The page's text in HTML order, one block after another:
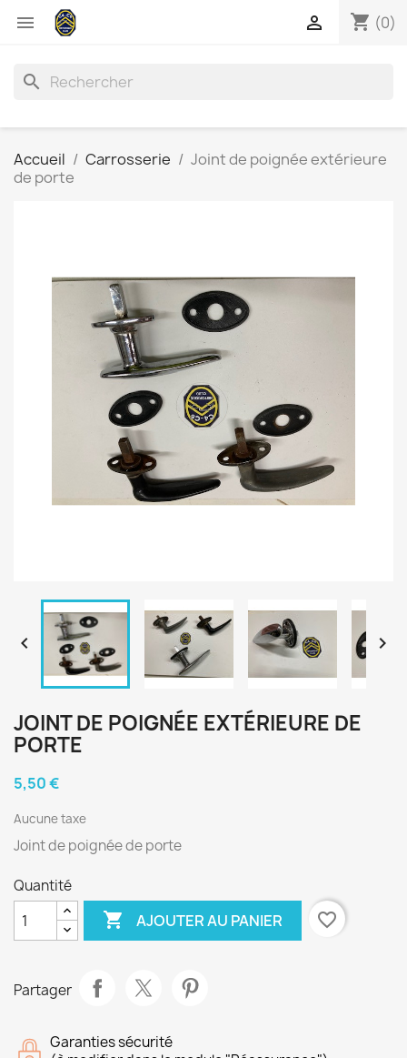
 shopping_cart (0)

search
Accueil Carrosserie
Joint de poignée extérieure
de porte
 
JOINT DE POIGNÉE EXTÉRIEURE DE
PORTE
5,50 €
Aucune taxe
Joint de poignée de porte
Quantité
 AJOUTER AU PANIER favorite_border
Partager
Garanties sécurité